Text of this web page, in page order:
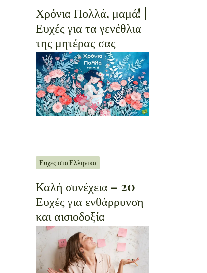
Χρόνια Πολλά, μαμά! |
Ευχές για τα γενέθλια
της μητέρας σας
Ευχες στα Ελληνικα
Καλή συνέχεια – 20
Ευχές για ενθάρρυνση
και αισιοδοξία